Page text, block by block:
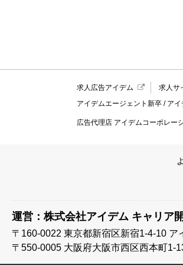
求人広告アイデム 求人サ
アイデムエージェント新卒 / ア
広告代理店 アイデムコーポレー
運営：株式会社アイデム キャリア
〒160-0022 東京都新宿区新宿1-4-10 ア
〒550-0005 大阪府大阪市西区西本町1-